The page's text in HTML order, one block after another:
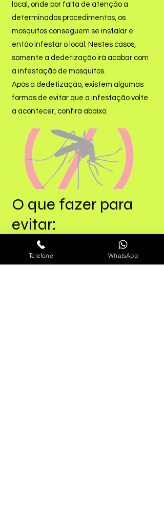
local, onde por falta de atenção a
determinados procedimentos, os
mosquitos conseguem se instalar e
então infestar o local. Nestes casos,
somente a dedetização irá acabar com
a infestação de mosquitos.
Após a dedetização, existem algumas
formas de evitar que a infestação volte
a acontecer, confira abaixo:
O que fazer para
evitar:
Se no local tem ocorrido a
Telefone WhatsApp